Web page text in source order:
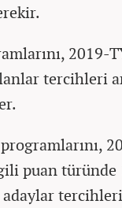
2019-
tercihleri
puan türünde